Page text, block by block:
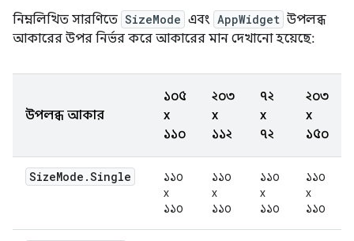
নিম্নলিখিত সারণিতে SizeMode এবং AppWidget উপলব্ধ
আকারের উপর নির্ভর করে আকারের মান দেখানো হয়েছে:
উপলব্ধ আকার
১০৫
x
১১০
২০৩
x
১১২
৭২
x
৭২
২০৩
x
১৫০
SizeMode .Single
১১০
x
১১০
১১০
x
১১০
১১০
x
১১০
১১০
x
১১০